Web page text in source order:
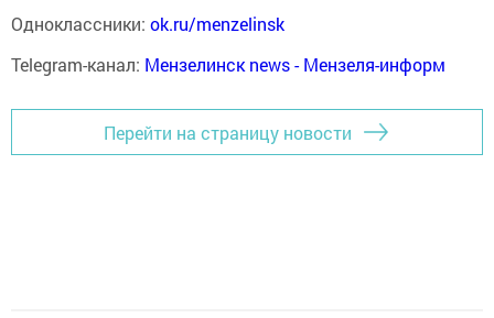
Одноклассники: ok.ru/menzelinsk
Telegram-канал: Мензелинск news - Мензеля-информ
Перейти на страницу новости